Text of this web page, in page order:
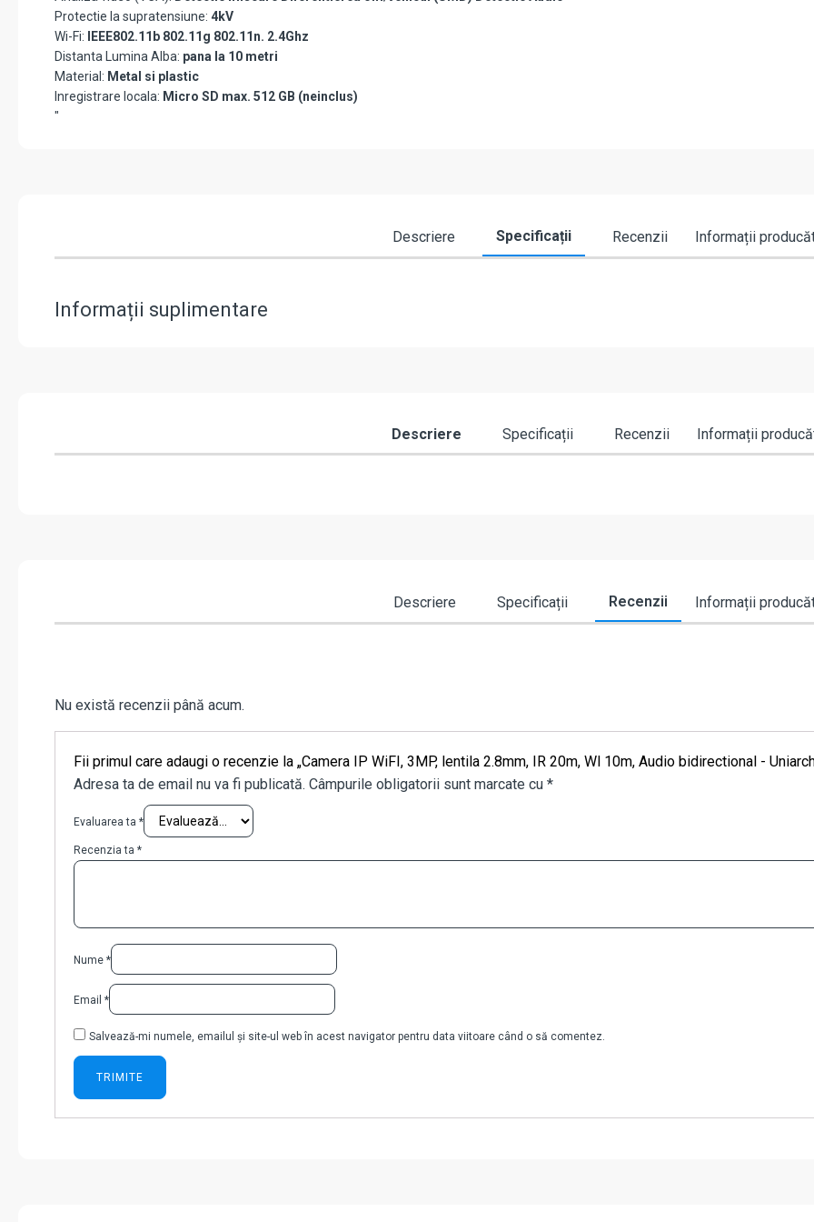
Protectie la supratensiune: 4kV
Wi-Fi:
IEEE802.11b 802.11g 802.11n. 2.4Ghz
Distanta Lumina Alba: pana la 10 metri
Material: Metal si plastic
Inregistrare locala: Micro SD max. 512 GB (neinclus)
"
Descriere Specificații Recenzii Informații
Informații suplimentare
Descriere Specificații Recenzii Informații
Descriere Specificații Recenzii Informații
Nu există recenzii până acum.
Fii primul care adaugi o recenzie la „Camera IP WiFI, 3MP, lentila 2.8mm, IR 20m, Wl 10m, Audio bidirectional -
Adresa ta de email nu va fi publicată. Câmpurile obligatorii sunt marcate cu *
Evaluarea ta *
Recenzia ta *
Nume *
Email *
Salvează-mi numele, emailul și site-ul web în acest navigator pentru data viitoare când o să comentez.